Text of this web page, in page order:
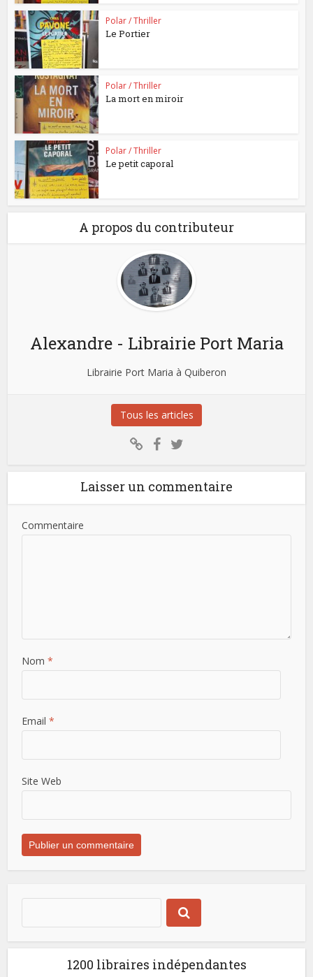
Polar / Thriller
Le Portier
Polar / Thriller
La mort en miroir
Polar / Thriller
Le petit caporal
A propos du contributeur
Alexandre - Librairie Port Maria
Librairie Port Maria à Quiberon
Tous les articles
Laisser un commentaire
Commentaire
Nom *
Email *
Site Web
1200 libraires indépendantes